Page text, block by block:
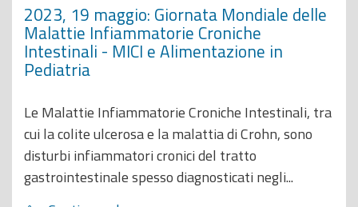
2023, 19 maggio: Giornata Mondiale delle
Malattie Infiammatorie Croniche
Intestinali - MICI e Alimentazione in
Pediatria
Le Malattie Infiammatorie Croniche Intestinali, tra
cui la colite ulcerosa e la malattia di Crohn, sono
disturbi infiammatori cronici del tratto
gastrointestinale spesso diagnosticati negli...